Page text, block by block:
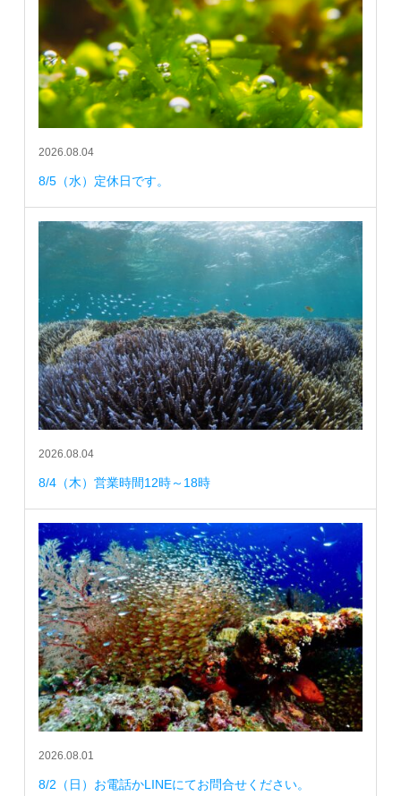
2026.08.04
8/5（水）定休日です。
2026.08.04
8/4（木）営業時間12時～18時
2026.08.01
8/2（日）お電話かLINEにてお問合せください。